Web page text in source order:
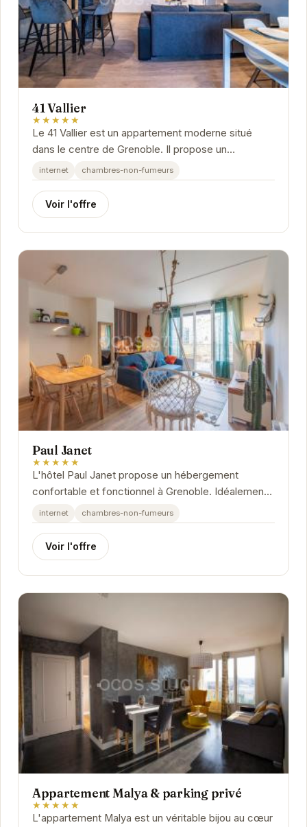
41 Vallier
★★★★★
Le 41 Vallier est un appartement moderne situé
dans le centre de Grenoble. Il propose un
hébergement confortable et bien équipé, idéal pour
les...
internet chambres-non-fumeurs
Voir l'offre
Paul Janet
★★★★★
L'hôtel Paul Janet propose un hébergement
confortable et fonctionnel à Grenoble. Idéalement
situé, il offre un accès facile aux principaux...
internet chambres-non-fumeurs
Voir l'offre
Appartement Malya & parking privé
★★★★★
L'appartement Malya est un véritable bijou au cœur